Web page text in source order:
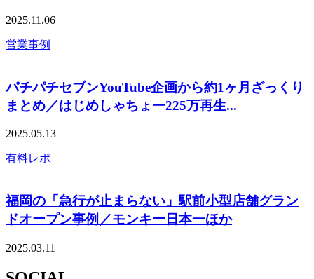
2025.11.06
営業事例
パチパチセブンYouTube企画から約1ヶ月ざっくり
まとめ／はじめしゃちょー225万再生...
2025.05.13
有料レポ
福岡の「急行が止まらない」駅前小型店舗グラン
ドオープン事例／モンキー日本一ほか
2025.03.11